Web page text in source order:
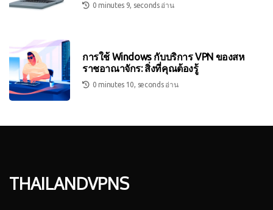
0 minutes 9, seconds อ่าน
การใช้ Windows กับบริการ VPN ของสห
ราชอาณาจักร: สิ่งที่คุณต้องรู้
0 minutes 10, seconds อ่าน
thailandvpns